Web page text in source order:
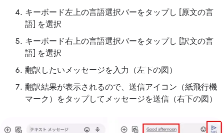
キーボード左上の言語選択バーをタップし [原文の言
語] を選択
キーボード右上の言語選択バーをタップし [訳文の言
語] を選択
翻訳したいメッセージを入力（左下の図）
翻訳結果が表示されるので、送信アイコン（紙飛行機
マーク）をタップしてメッセージを送信（右下の図）